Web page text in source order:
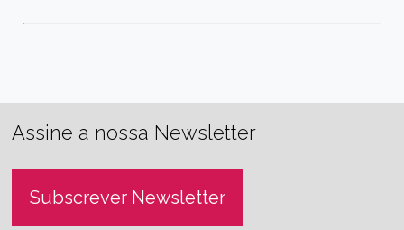
Assine a nossa Newsletter
Subscrever Newsletter